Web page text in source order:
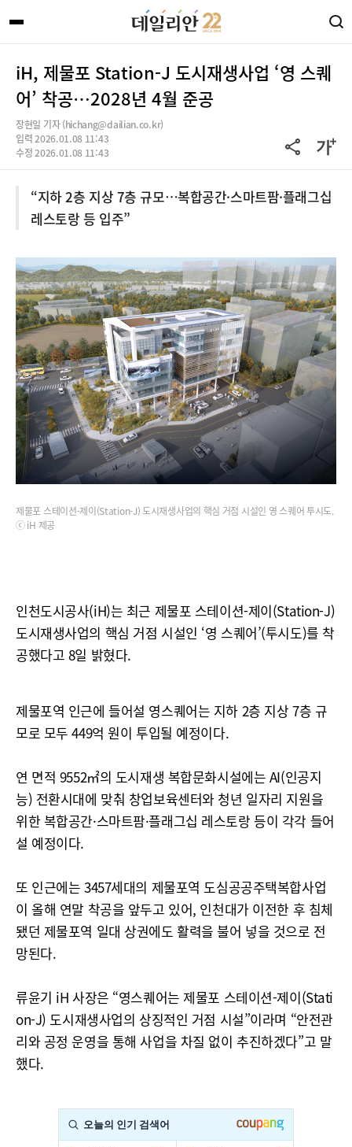
iH, 제물포 Station-J 도시재생사업 ‘영 스퀘
어’ 착공…2028년 4월 준공
장현일 기자 (hichang@dailian.co.kr)
입력 2026.01.08 11:43
수정 2026.01.08 11:43
“지하 2층 지상 7층 규모…복합공간·스마트팜·플래그십
레스토랑 등 입주”
제물포 스테이션-제이(Station-J) 도시재생사업의 핵심 거점 시설인 영 스퀘어 투시도.
ⓒ iH 제공
인천도시공사(iH)는 최근 제물포 스테이션-제이(Station-J)
도시재생사업의 핵심 거점 시설인 ‘영 스퀘어’(투시도)를 착
공했다고 8일 밝혔다.
제물포역 인근에 들어설 영스퀘어는 지하 2층 지상 7층 규
모로 모두 449억 원이 투입될 예정이다.
연 면적 9552㎡의 도시재생 복합문화시설에는 AI(인공지
능) 전환시대에 맞춰 창업보육센터와 청년 일자리 지원을
위한 복합공간·스마트팜·플래그십 레스토랑 등이 각각 들어
설 예정이다.
또 인근에는 3457세대의 제물포역 도심공공주택복합사업
이 올해 연말 착공을 앞두고 있어, 인천대가 이전한 후 침체
됐던 제물포역 일대 상권에도 활력을 불어 넣을 것으로 전
망된다.
류윤기 iH 사장은 “영스퀘어는 제물포 스테이션-제이(Stati
on-J) 도시재생사업의 상징적인 거점 시설”이라며 “안전관
리와 공정 운영을 통해 사업을 차질 없이 추진하겠다”고 말
했다.